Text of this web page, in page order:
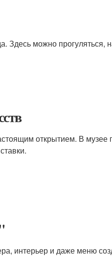
Здесь можно прогуляться,
открытием. В
интерьер и даже меню